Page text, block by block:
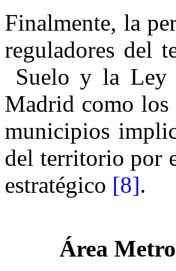
Finalmente, la
reguladores del
Suelo y la Ley
Madrid como los
municipios
del territorio por
estratégico [8].
Área